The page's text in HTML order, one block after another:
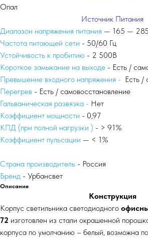
Опал
Источник Питания
Диапазон напряжения питания — 165 —
Частота питающей сети - 50/60 Гц
Устойчивость к пробитию - 2 500В
Короткое замыкание на выходе - Есть /
Превышение входного напряжения - Есть /
Перегрев - Есть / самовосстановление
Гальваническая развязка - Нет
Коэффициент мощности - 0,97
КПД (при полной нагрузки ) - > 91%
Коэффициент пульсации — < 1%
Страна производитель - Россия
Бренд - Урбансвет
Описание
Конструкция
Корпус светильника светодиодного
72 изготовлен из стали окрашенной
корпуса по умолчанию – белый, возможна